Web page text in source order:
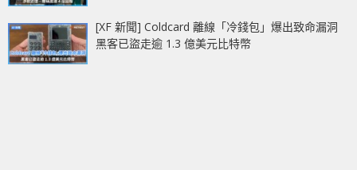
[XF 新聞] Coldcard 離線「冷錢包」爆出致命漏洞
黑客已盜走逾 1.3 億美元比特幣